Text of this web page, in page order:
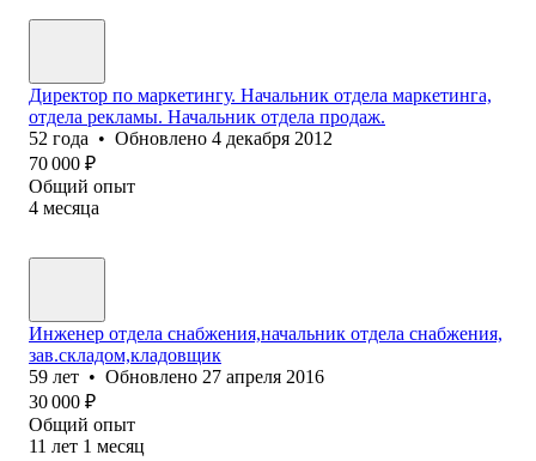
Директор по маркетингу. Начальник отдела маркетинга,
отдела рекламы. Начальник отдела продаж.
52 года • Обновлено 4 декабря 2012
70 000 ₽
Общий опыт
4 месяца
Инженер отдела снабжения,начальник отдела снабжения,
зав.складом,кладовщик
59 лет • Обновлено 27 апреля 2016
30 000 ₽
Общий опыт
11 лет 1 месяц